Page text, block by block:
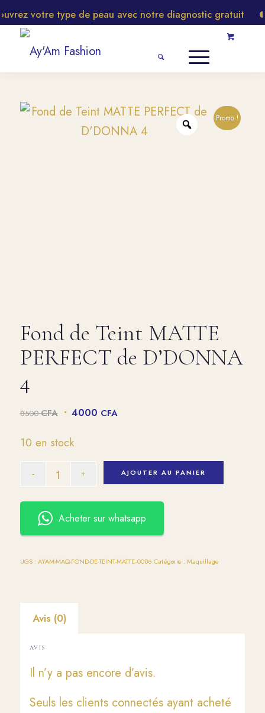
votre type de peau avec notre diagnostic gratuit
Promo !
Fond de Teint MATTE
PERFECT de D’DONNA
4
8500CFA Le
initial
4000 CFA
10 en stock
AJOUTER AU PANIER
Acheter sur whatsapp
UGS : AYAM-MAQ-FOND-DE-TEINT-MATTE--0086 Catégorie : Maquillage
Avis (0)
AVIS
Il n’y a pas encore d’avis.
Seuls les clients connectés ayant acheté